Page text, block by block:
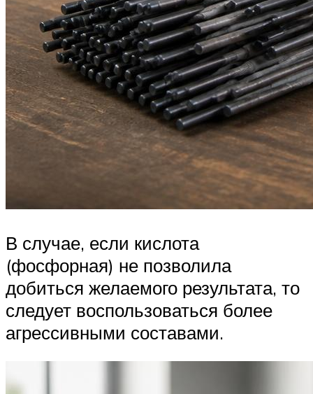
В случае, если кислота
(фосфорная) не позволила
добиться желаемого результата, то
следует воспользоваться более
агрессивными составами.